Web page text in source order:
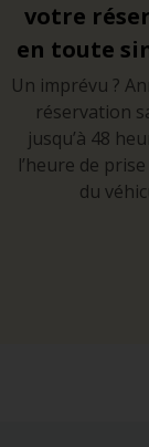
votre
en toute
Un imprévu ?
réservation
jusqu’à 48
l’heure de
du